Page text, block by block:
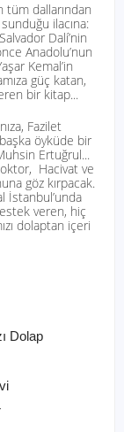
tüm dallarından
ilacına:
Dalí’nin
Anadolu’nun
Kemal’in
güç katan,
bir kitap...
Fazilet
öyküde bir
Ertuğrul...
Hacivat ve
göz kırpacak.
İstanbul’unda
veren, hiç
dolaptan içeri
Dolap